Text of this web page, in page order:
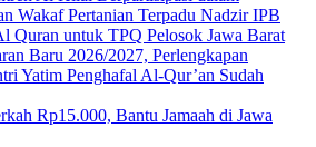
Wakaf Pertanian Terpadu Nadzir IPB
Quran untuk TPQ Pelosok Jawa Barat
Baru 2026/2027, Perlengkapan
Yatim Penghafal Al-Qur’an Sudah
Rp15.000, Bantu Jamaah di Jawa